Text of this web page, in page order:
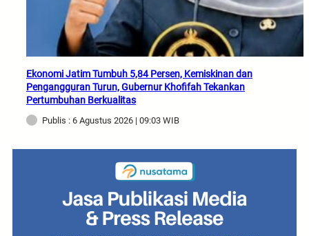
Ekonomi Jatim Tumbuh 5,84 Persen, Kemiskinan dan
Pengangguran Turun, Gubernur Khofifah Tekankan
Pertumbuhan Berkualitas
Publis : 6 Agustus 2026 | 09:03 WIB